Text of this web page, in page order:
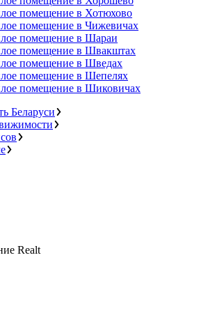
помещение в Хотюхово
помещение в Чижевичах
помещение в Шараи
помещение в Швакштах
помещение в Шведах
помещение в Шепелях
помещение в Шиковичах
Беларуси
Realt